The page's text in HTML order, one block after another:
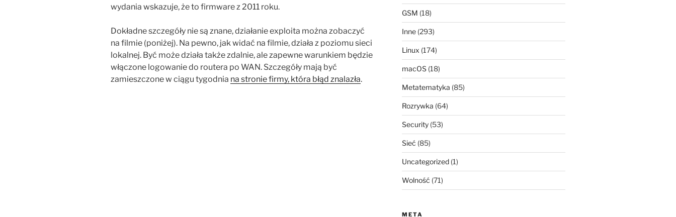
wydania wskazuje, że to firmware z 2011 roku.
Dokładne szczegóły nie są znane, działanie exploita można zobaczyć
na filmie (poniżej). Na pewno, jak widać na filmie, działa z poziomu sieci
lokalnej. Być może działa także zdalnie, ale zapewne warunkiem będzie
włączone logowanie do routera po WAN. Szczegóły mają być
zamieszczone w ciągu tygodnia na stronie firmy, która błąd znalazła.
GSM (18)
Inne(293)
Linux (174)
macOS(18)
Metatematyka (85)
Rozrywka (64)
Security(53)
Sieć (85)
Uncategorized(1)
Wolność (71)
META